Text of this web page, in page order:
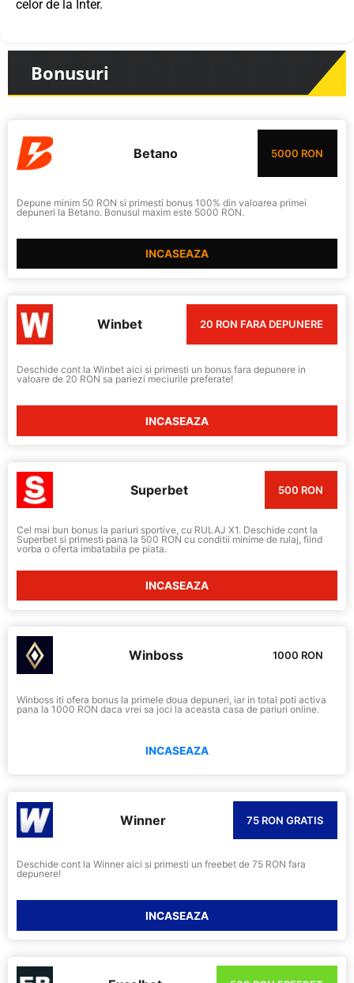
celor de la Inter.
Bonusuri
Betano 5000 RON
Depune minim 50 RON si primesti bonus 100% din valoarea primei
depuneri la Betano. Bonusul maxim este 5000 RON.
INCASEAZA
Winbet 20 RON FARA DEPUNERE
Deschide cont la Winbet aici si primesti un bonus fara depunere in
valoare de 20 RON sa pariezi meciurile preferate!
INCASEAZA
Superbet 500 RON
Cel mai bun bonus la pariuri sportive, cu RULAJ X1. Deschide cont la
Superbet si primesti pana la 500 RON cu conditii minime de rulaj, fiind
vorba o oferta imbatabila pe piata.
INCASEAZA
Winboss 1000 RON
Winboss iti ofera bonus la primele doua depuneri, iar in total poti activa
pana la 1000 RON daca vrei sa joci la aceasta casa de pariuri online.
INCASEAZA
Winner 75 RON GRATIS
Deschide cont la Winner aici si primesti un freebet de 75 RON fara
depunere!
INCASEAZA